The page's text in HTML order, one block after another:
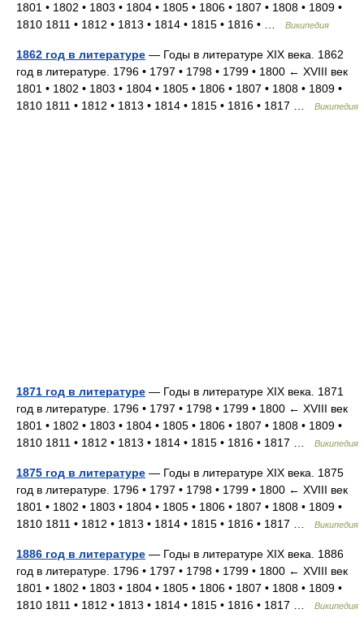
1801 • 1802 • 1803 • 1804 • 1805 • 1806 • 1807 • 1808 • 1809 •
1810 1811 • 1812 • 1813 • 1814 • 1815 • 1816 • …
Википедия
1862 год в литературе — Годы в литературе XIX века. 1862
год в литературе. 1796 • 1797 • 1798 • 1799 • 1800 ← XVIII век
1801 • 1802 • 1803 • 1804 • 1805 • 1806 • 1807 • 1808 • 1809 •
1810 1811 • 1812 • 1813 • 1814 • 1815 • 1816 • 1817 …
Википедия
1871 год в литературе — Годы в литературе XIX века. 1871
год в литературе. 1796 • 1797 • 1798 • 1799 • 1800 ← XVIII век
1801 • 1802 • 1803 • 1804 • 1805 • 1806 • 1807 • 1808 • 1809 •
1810 1811 • 1812 • 1813 • 1814 • 1815 • 1816 • 1817 …
Википедия
1875 год в литературе — Годы в литературе XIX века. 1875
год в литературе. 1796 • 1797 • 1798 • 1799 • 1800 ← XVIII век
1801 • 1802 • 1803 • 1804 • 1805 • 1806 • 1807 • 1808 • 1809 •
1810 1811 • 1812 • 1813 • 1814 • 1815 • 1816 • 1817 …
Википедия
1886 год в литературе — Годы в литературе XIX века. 1886
год в литературе. 1796 • 1797 • 1798 • 1799 • 1800 ← XVIII век
1801 • 1802 • 1803 • 1804 • 1805 • 1806 • 1807 • 1808 • 1809 •
1810 1811 • 1812 • 1813 • 1814 • 1815 • 1816 • 1817 …
Википедия